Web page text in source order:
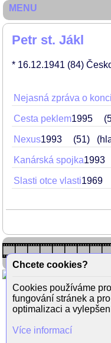
Petr st. Jákl
* 16.12.1941 (84)
Nejasná zpráva o
Cesta peklem1995
Nexus1993 51
Kanárská spojka1993
Slasti otce vlasti1969
MENU
Chcete cookies?
Cookies používáme
fungování stránek a
optimalizaci a
Více informací